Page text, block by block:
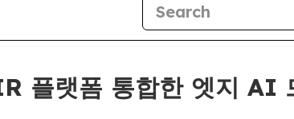
플랫폼 통합한 엣지 AI